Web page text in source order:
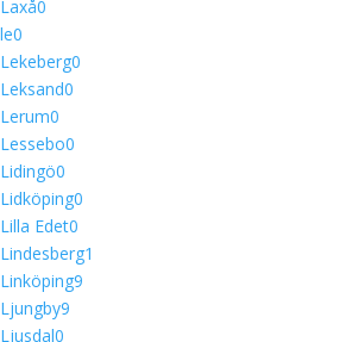
Laxå0
le0
Lekeberg0
Leksand0
Lerum0
Lessebo0
Lidingö0
Lidköping0
Lilla Edet0
Lindesberg1
Linköping9
Ljungby9
Ljusdal0